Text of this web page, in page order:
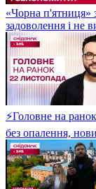
«Чорна п'ятниця»
задоволення і не
⚡Головне на
без опалення,